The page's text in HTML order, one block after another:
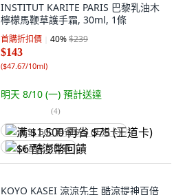
INSTITUT KARITE PARIS 巴黎乳油木
檸檬馬鞭草護手霜, 30ml, 1條
首購折扣價 40%$239
$143
($47.67/10ml)
明天 8/10 (一) 預計送達
(4)
满 $1,500 再省 $75 (王道卡)
$6 酷澎幣回饋
KOYO KASEI 涼涼先生 酷涼提神百倍